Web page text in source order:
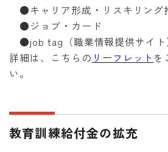
●キャリア形成・リスキリング
●ジョブ・カード
●job tag（職業情報提供サイト
詳細は、こちらの リーフレット を
い。
教育訓練給付金の拡充